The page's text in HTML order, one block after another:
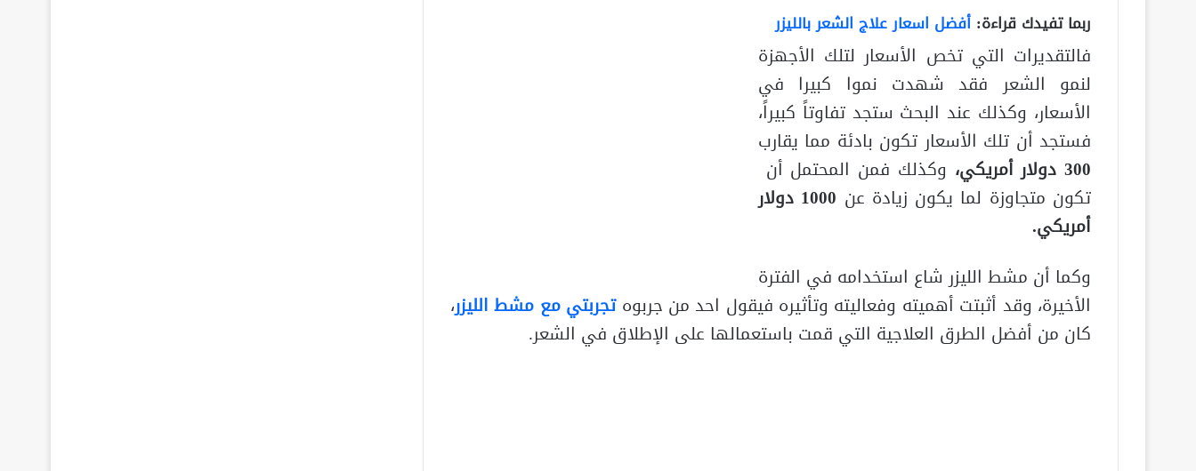
ربما تفيدك قراءة: أفضل اسعار علاج الشعر بالليزر
فالتقديرات التي تخص الأسعار لتلك الأجهزة
لنمو الشعر فقد شهدت نموا كبيرا في
الأسعار، وكذلك عند البحث ستجد تفاوتاً كبيراً،
فستجد أن تلك الأسعار تكون بادئة مما يقارب
300 دولار أمريكي،
وكذلك فمن المحتمل أن
تكون متجاوزة لما يكون زيادة عن
1000 دولار
أمريكي.
وكما أن مشط الليزر شاع استخدامه في الفترة
الأخيرة، وقد أثبتت أهميته وفعاليته وتأثيره فيقول احد من جربوهتجربتي مع مشط الليزر،
كان من أفضل الطرق العلاجية التي قمت باستعمالها على الإطلاق في الشعر.